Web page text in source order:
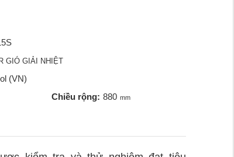
GIÓ GIẢI NHIỆT
(VN)
Chiều rộng: 880 mm